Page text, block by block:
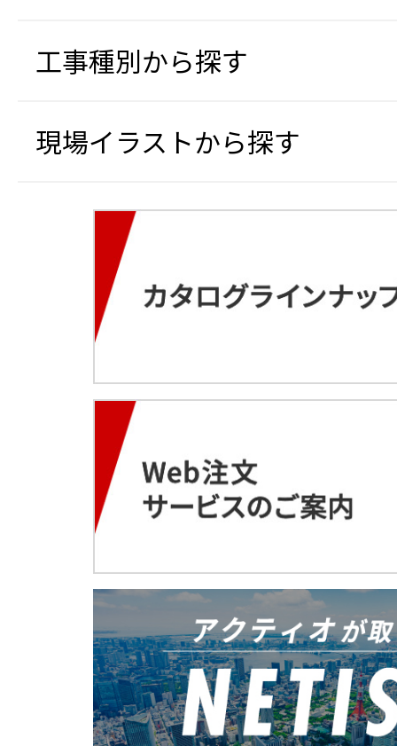
工事種別から探す
現場イラストから探す